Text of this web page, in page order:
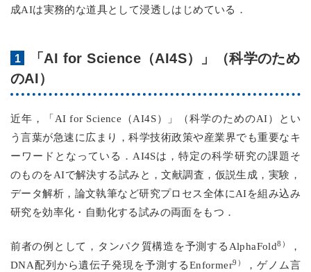
成AIは実務的な道具として浸透しはじめている．
「AI for Science（AI4S）」（科学のため
のAI）
近年，「AI for Science（AI4S）」（科学のためのAI）とい
う言葉が急速に広まり，科学技術政策や産業界でも重要なキ
ーワードとなっている．AI4Sは，特定の科学研究の課題そ
のものをAIで解決する試みと，文献調査，仮説生成，実験，
データ解析，論文執筆など研究プロセス全体にAIを組み込み
研究を効率化・自動化する試みの両面をもつ．
前者の例として，タンパク質構造を予測するAlphaFold8）
，
DNA配列から遺伝子発現を予測するEnformer9）
，ゲノム言